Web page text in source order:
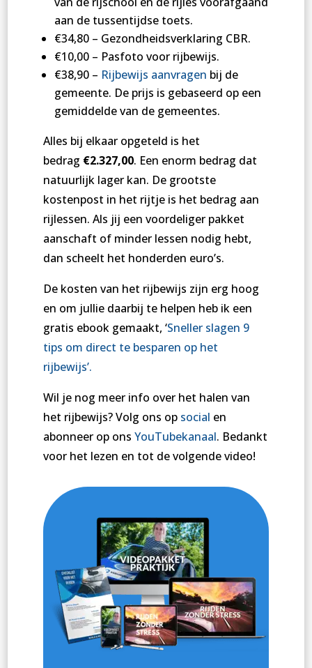
aan de tussentijdse toets.
€34,80 – Gezondheidsverklaring CBR.
€10,00 – Pasfoto voor rijbewijs.
€38,90 – Rijbewijs aanvragen bij de
gemeente. De prijs is gebaseerd op een
gemiddelde van de gemeentes.
Alles bij elkaar opgeteld is het
bedrag €2.327,00. Een enorm bedrag dat
natuurlijk lager kan. De grootste
kostenpost in het rijtje is het bedrag aan
rijlessen. Als jij een voordeliger pakket
aanschaft of minder lessen nodig hebt,
dan scheelt het honderden euro’s.
De kosten van het rijbewijs zijn erg hoog
en om jullie daarbij te helpen heb ik een
gratis ebookgemaakt, ‘Sneller slagen 9
tips om direct te besparen op het
rijbewijs’.
Wil je nog meer info over het halen van
het rijbewijs? Volg ons op social en
abonneer op ons YouTubekanaal. Bedankt
voor het lezen en tot de volgende video!